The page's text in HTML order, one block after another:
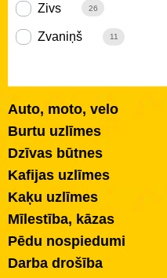
Zivs 26
Zvaniņš 11
Auto, moto, velo
Burtu uzlīmes
Dzīvas būtnes
Kafijas uzlīmes
Kaķu uzlīmes
Mīlestība, kāzas
Pēdu nospiedumi
Darba drošība